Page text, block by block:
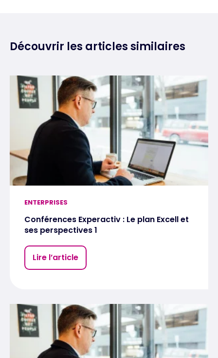
Découvrir les articles similaires
ENTERPRISES
Conférences Experactiv : Le plan Excell et
ses perspectives 1
Lire l’article